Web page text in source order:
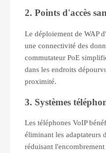
2. Points d'accès
Le déploiement de WAP
une connectivité des
commutateur PoE
dans les endroits
proximité.
3. Systèmes
Les téléphones VoIP
éliminant les adaptateurs
réduisant